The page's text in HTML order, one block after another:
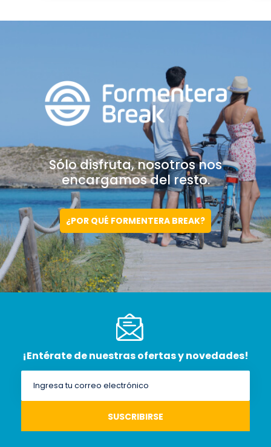
Sólo disfruta, nosotrosnos
encargamos del resto.
¿POR QUÉ FORMENTERA BREAK?
¡Entérate de nuestras ofertas y novedades!